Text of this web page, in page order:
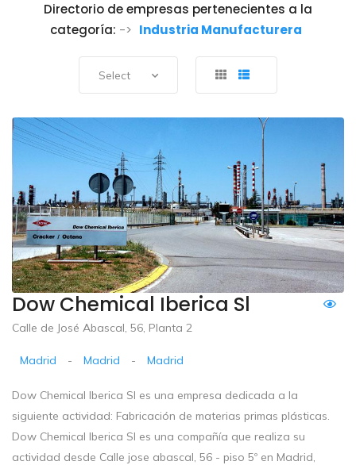
Directorio de empresas pertenecientes a la
categoría: -> Industria Manufacturera
Select
Dow Chemical Iberica Sl
Calle de José Abascal, 56, Planta 2
Madrid - Madrid - Madrid
Dow Chemical Iberica Sl es una empresa dedicada a la
siguiente actividad: Fabricación de materias primas plásticas.
Dow Chemical Iberica Sl es una compañía que realiza su
actividad desde Calle jose abascal, 56 - piso 5º en Madrid,